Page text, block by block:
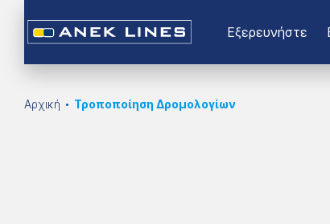
Εξερευνήστε
Αρχική Τροποποίηση Δρομολογίων